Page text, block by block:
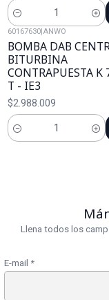
Cantidad
60167630 ANWO
BOMBA DAB
BITURBINA
CONTRAPUESTA K
T - IE3
$2.988.009
Cantidad
Llena todos los
E-mail *